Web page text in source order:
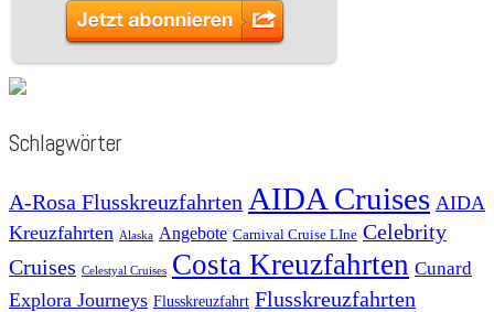
Schlagwörter
A-Rosa Flusskreuzfahrten AIDA Cruises AIDA
Kreuzfahrten
Alaska Angebote Carnival Cruise LIne Celebrity
Cruises Celestyal Cruises Costa Kreuzfahrten Cunard
Explora Journeys Flusskreuzfahrt Flusskreuzfahrten